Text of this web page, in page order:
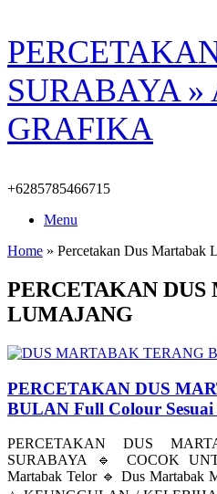
Skip
to
content
SURABAYA »
GRAFIKA
+6285785466715
Menu
Home » Percetakan Dus Martabak
PERCETAKAN DUS
LUMAJANG
PERCETAKAN DUS
BULAN Full Colour Sesuai
PERCETAKAN DUS
SURABAYA 🔹 COCOK
Martabak Telor 🔹 Dus Martabak